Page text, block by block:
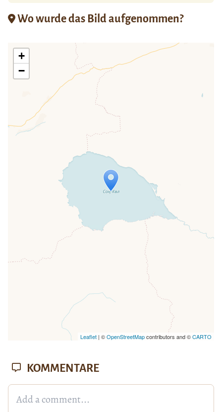
Wo wurde das Bild aufgenommen?
Travelers' Map wird geladen …
Wenn du dies siehst, nachdem deine
Seite vollständig geladen wurde,
+
−
Leaflet| ©OpenStreetMapcontributors and ©CARTO
KOMMENTARE